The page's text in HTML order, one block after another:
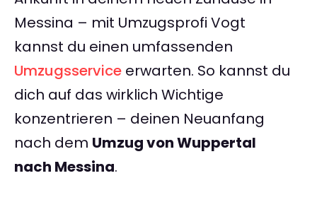
Messina – mit Umzugsprofi Vogt
kannst du einen umfassenden
Umzugsservice erwarten. So kannst du
dich auf das wirklich Wichtige
konzentrieren – deinen Neuanfang
nach dem Umzug von Wuppertal
nach Messina.